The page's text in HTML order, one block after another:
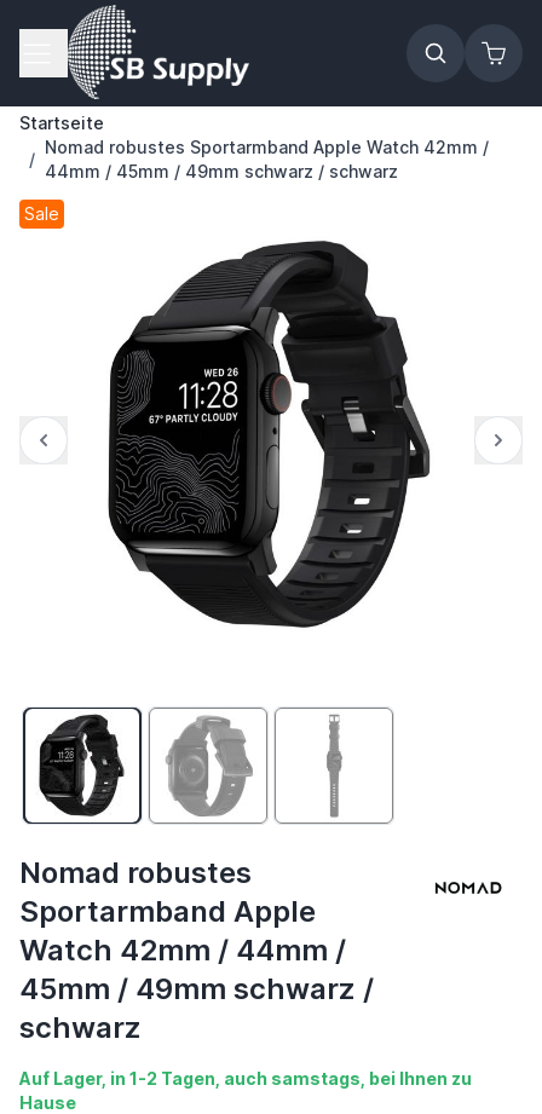
Zum Inhalt springen
Startseite
/
Nomad robustes Sportarmband Apple Watch 42mm /
44mm / 45mm / 49mm schwarz / schwarz
Sale
Nomad robustes
Sportarmband Apple
Watch 42mm / 44mm /
45mm / 49mm schwarz /
schwarz
Auf Lager, in 1-2 Tagen, auch samstags, bei Ihnen zu
Hause